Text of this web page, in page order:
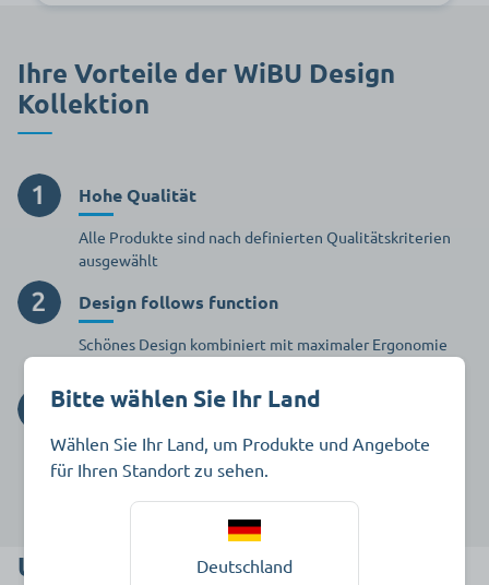
Ihre Vorteile der WiBU Design
Kollektion
Hohe Qualität
Alle Produkte sind nach definierten Qualitätskriterien
ausgewählt
Design follows function
Schönes Design kombiniert mit maximaler Ergonomie
Tolles Preis-Leistungs-Verhältnis
Dank langjähriger partnerschaftlicher Verbindungen zu
den Herstellern
Unsere Qualitätskriterien
Bitte wählen Sie Ihr Land
Wählen Sie Ihr Land, um Produkte und Angebote
für Ihren Standort zu sehen.
Deutschland